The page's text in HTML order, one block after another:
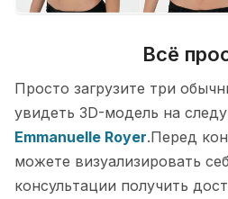
Всё
Просто загрузите три
увидеть 3D-модель на
Emmanuelle Royer.Перед
можете визуализировать
консультации получить